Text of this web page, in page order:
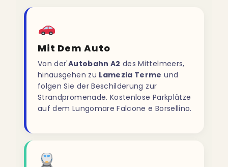
Mit Dem Auto
Von der'Autobahn A2 des Mittelmeers,
hinausgehen zu Lamezia Terme und
folgen Sie der Beschilderung zur
Strandpromenade. Kostenlose Parkplätze
auf dem Lungomare Falcone e Borsellino.